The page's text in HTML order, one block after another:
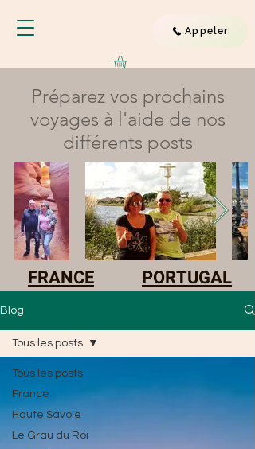
Appeler
Préparez vos prochains
voyages à l'aide de nos
différents posts
FRANCE PORTUGAL
Blog
Tous les posts
France
Haute Savoie
Le Grau du Roi
Tous les posts